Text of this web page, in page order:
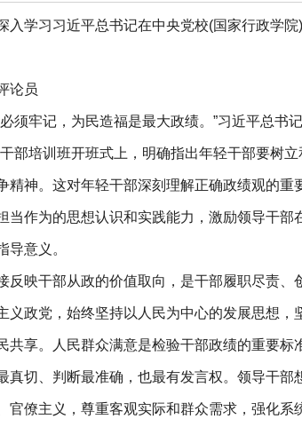
习习近平总书记在中央党校(国家行政学院)
论员
牢记，为民造福是最大政绩。”习近平总书
部培训班开班式上，明确指出年轻干部要树
精神。这对年轻干部深刻理解正确政绩观的重
当作为的思想认识和实践能力，激励领导干部
导意义。
映干部从政的价值取向，是干部履职尽责、
义政党，始终坚持以人民为中心的发展思想，
共享。人民群众满意是检验干部政绩的重要标
真切、判断最准确，也最有发言权。领导干
官僚主义，尊重客观实际和群众需求，强化